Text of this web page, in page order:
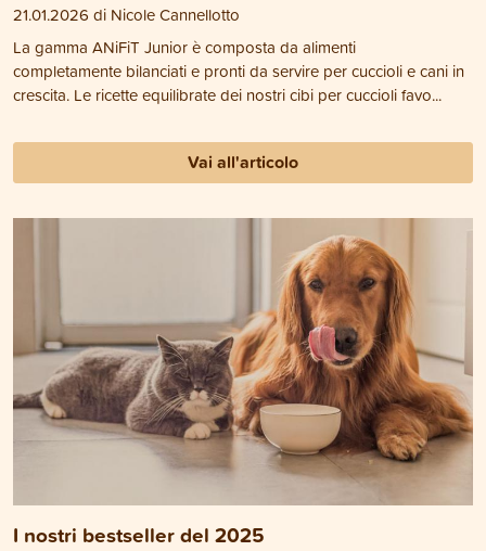
21.01.2026 di Nicole Cannellotto
La gamma ANiFiT Junior è composta da alimenti
completamente bilanciati e pronti da servire per cuccioli e cani in
crescita. Le ricette equilibrate dei nostri cibi per cuccioli favo...
Vai all'articolo
I nostri bestseller del 2025